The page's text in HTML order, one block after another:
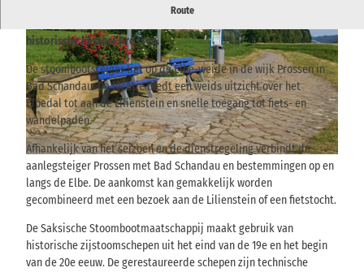
© viawww.saechsische-schweiz.de, Yvonne Brückner |CC-BY-SA
© via www.saechsische-schweiz.de , Yvonne Brückner | CC-BY-SA
Route
Opstapplaats voor tochten met de Saksische Stoomboot
historische kasteel Prossen.
De stoombootsteiger ligt op de Elbe-weide in de wijk Prossen in
Bad Schandau. De locatie biedt een weids uitzicht over het
Elbedal tot aan de Lilienstein en snelle toegang tot fiets- en
wandelpaden.
Afhankelijk van het seizoen en de dienstregeling verbindt de
aanlegsteiger Prossen met Bad Schandau en bestemmingen op en
langs de Elbe. De aankomst kan gemakkelijk worden
gecombineerd met een bezoek aan de Lilienstein of een fietstocht.
De Saksische Stoombootmaatschappij maakt gebruik van
historische zijstoomschepen uit het eind van de 19e en het begin
van de 20e eeuw. De gerestaureerde schepen zijn technische